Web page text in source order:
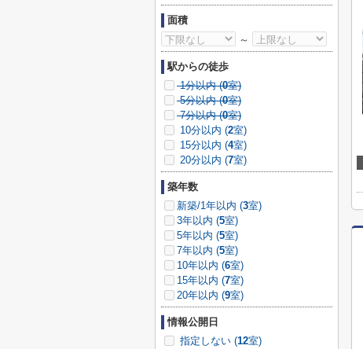
面積
～
駅からの徒歩
1分以内 (0室)
5分以内 (0室)
7分以内 (0室)
10分以内 (2室)
15分以内 (4室)
20分以内 (7室)
築年数
新築/1年以内 (3室)
3年以内 (5室)
5年以内 (5室)
7年以内 (5室)
10年以内 (6室)
15年以内 (7室)
20年以内 (9室)
情報公開日
指定しない (12室)